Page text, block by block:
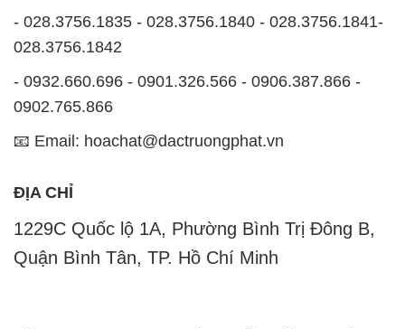
- 028.3756.1835 - 028.3756.1840 - 028.3756.1841-
028.3756.1842
- 0932.660.696 - 0901.326.566 - 0906.387.866 -
0902.765.866
📧 Email: hoachat@dactruongphat.vn
ĐỊA CHỈ
1229C Quốc lộ 1A, Phường Bình Trị Đông B,
Quận Bình Tân, TP. Hồ Chí Minh